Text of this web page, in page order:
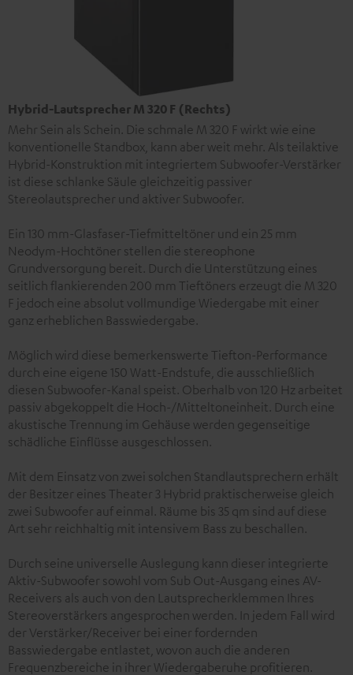
Hybrid-Lautsprecher M 320 F (Rechts)
Mehr Sein als Schein. Die schmale M 320 F wirkt wie eine
konventionelle Standbox, kann aber weit mehr. Als teilaktive
Hybrid-Konstruktion mit integriertem Subwoofer-Verstärker
ist diese schlanke Säule gleichzeitig passiver
Stereolautsprecher und aktiver Subwoofer.
Ein 130 mm-Glasfaser-Tiefmitteltöner und ein 25 mm
Neodym-Hochtöner stellen die stereophone
Grundversorgung bereit. Durch die Unterstützung eines
seitlich flankierenden 200 mm Tieftöners erzeugt die M 320
F jedoch eine absolut vollmundige Wiedergabe mit einer
ganz erheblichen Basswiedergabe.
Möglich wird diese bemerkenswerte Tiefton-Performance
durch eine eigene 150 Watt-Endstufe, die ausschließlich
diesen Subwoofer-Kanal speist. Oberhalb von 120 Hz arbeitet
passiv abgekoppelt die Hoch-/Mitteltoneinheit. Durch eine
akustische Trennung im Gehäuse werden gegenseitige
schädliche Einflüsse ausgeschlossen.
Mit dem Einsatz von zwei solchen Standlautsprechern erhält
der Besitzer eines Theater 3 Hybrid praktischerweise gleich
zwei Subwoofer auf einmal. Räume bis 35 qm sind auf diese
Art sehr reichhaltig mit intensivem Bass zu beschallen.
Durch seine universelle Auslegung kann dieser integrierte
Aktiv-Subwoofer sowohl vom Sub Out-Ausgang eines AV-
Receivers als auch von den Lautsprecherklemmen Ihres
Stereoverstärkers angesprochen werden. In jedem Fall wird
der Verstärker/Receiver bei einer fordernden
Basswiedergabe entlastet, wovon auch die anderen
Frequenzbereiche in ihrer Wiedergaberuhe profitieren.